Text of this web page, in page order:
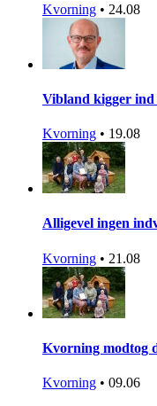
Kvorning • 24.08
Vibland kigger
Kvorning • 19.08
Alligevel ingen
Kvorning • 21.08
Kvorning modtog
Kvorning • 09.06